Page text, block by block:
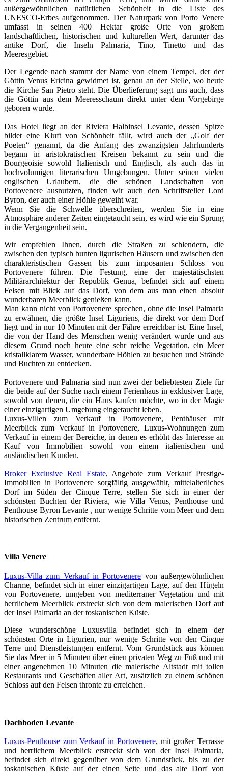
außergewöhnlichen natürlichen Schönheit in die Liste des
UNESCO-Erbes aufgenommen. Der Naturpark von Porto Venere
umfasst in seinen 400 Hektar große Orte von großem
landschaftlichen, historischen und kulturellen Wert, darunter das
antike Dorf, die Inseln Palmaria, Tino, Tinetto und das
Meeresgebiet.
Der Legende nach stammt der Name von einem Tempel, der der
Göttin Venus Ericina gewidmet ist, genau an der Stelle, wo heute
die Kirche San Pietro steht. Die Überlieferung sagt uns auch, dass
die Göttin aus dem Meeresschaum direkt unter dem Vorgebirge
geboren wurde.
Das Hotel liegt an der Riviera Halbinsel Levante, dessen Spitze
bildet eine Kluft von Schönheit fällt, wird auch der „Golf der
Poeten“ genannt, da die Anfang des zwanzigsten Jahrhunderts
begann in aristokratischen Kreisen bekannt zu sein und die
Bourgeoisie sowohl Italienisch und Englisch, als auch das in
hochvolumigen literarischen Umgebungen. Unter seinen vielen
englischen Urlaubern, die die schönen Landschaften von
Portovenere ausnutzten, finden wir auch den Schriftsteller Lord
Byron, der auch einer Höhle geweiht war.
Wenn Sie die Schwelle überschreiten, werden Sie in eine
Atmosphäre anderer Zeiten eingetaucht sein, es wird wie ein Sprung
in die Vergangenheit sein.
Wir empfehlen Ihnen, durch die Straßen zu schlendern, die
zwischen den typisch bunten ligurischen Häusern und zwischen den
charakteristischen Gassen bis zum imposanten Schloss von
Portovenere führen. Die Festung, eine der majestätischsten
Militärarchitektur der Republik Genua, befindet sich auf einem
Felsen mit Blick auf das Dorf, von dem aus man einen absolut
wunderbaren Meerblick genießen kann.
Man kann nicht von Portovenere sprechen, ohne die Insel Palmaria
zu erwähnen, die größte Insel Liguriens, die direkt vor dem Dorf
liegt und in nur 10 Minuten mit der Fähre erreichbar ist. Eine Insel,
die von der Hand des Menschen wenig verändert wurde und aus
diesem Grund noch heute eine sehr reiche Vegetation, ein Meer
kristallklarem Wasser, wunderbare Höhlen zu besuchen und Strände
und Buchten zu entdecken.
Portovenere und Palmaria sind nun zwei der beliebtesten Ziele für
die beide auf der Suche nach einem Ferienhaus in exklusiver Lage,
sowohl von denen, die ein Haus kaufen möchte, wo in der Magie
einer einzigartigen Umgebung eingetaucht leben.
Luxus-Villen zum Verkauf in Portovenere, Penthäuser mit
Meerblick zum Verkauf in Portovenere, Luxus-Wohnungen zum
Verkauf in einem der Bereiche, in denen es erhöht das Interesse an
Kauf von Immobilien sowohl von einem italienischen und
ausländischen Kunden.
Broker Exclusive Real Estate, Angebote zum Verkauf Prestige-
Immobilien in Portovenere sorgfältig ausgewählt, mittelalterliches
Dorf im Süden der Cinque Terre, stellen Sie sich in einer der
schönsten Buchten der Riviera, wie Villa Venus, Penthouse und
Penthouse Byron Levante , nur wenige Schritte vom Meer und dem
historischen Zentrum entfernt.
Villa Venere
Luxus-Villa zum Verkauf in Portovenere von außergewöhnlichen
Charme, befindet sich in einer einzigartigen Lage, auf den Hügeln
von Portovenere, umgeben von mediterraner Vegetation und mit
herrlichem Meerblick erstreckt sich von dem malerischen Dorf auf
der Insel Palmaria an der toskanischen Küste.
Diese wunderschöne Luxusvilla befindet sich in einem der
schönsten Orte in Ligurien, nur wenige Schritte von den Cinque
Terre und Dienstleistungen entfernt. Vom Grundstück aus können
Sie das Meer in 5 Minuten über einen privaten Weg zu Fuß und mit
einer angenehmen 10 Minuten die malerische Altstadt mit tollen
Restaurants und Geschäften aller Art, zusätzlich zu einem schönen
Schloss auf den Felsen thronte zu erreichen.
Dachboden Levante
Luxus-Penthouse zum Verkauf in Portovenere, mit großer Terrasse
und herrlichem Meerblick erstreckt sich von der Insel Palmaria,
befindet sich direkt gegenüber von dem Grundstück, bis zu der
toskanischen Küste auf der einen Seite und das alte Dorf von